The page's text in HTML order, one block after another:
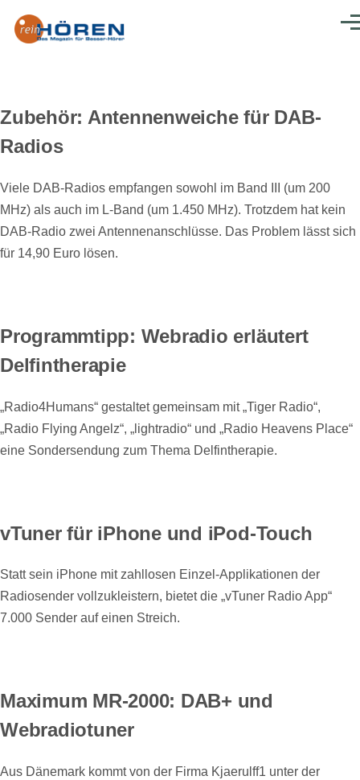
Zubehör: Antennenweiche für DAB-
Radios
Viele DAB-Radios empfangen sowohl im Band III (um 200
MHz) als auch im L-Band (um 1.450 MHz). Trotzdem hat kein
DAB-Radio zwei Antennenanschlüsse. Das Problem lässt sich
für 14,90 Euro lösen.
Programmtipp: Webradio erläutert
Delfintherapie
„Radio4Humans“ gestaltet gemeinsam mit „Tiger Radio“,
„Radio Flying Angelz“, „lightradio“ und „Radio Heavens Place“
eine Sondersendung zum Thema Delfintherapie.
vTuner für iPhone und iPod-Touch
Statt sein iPhone mit zahllosen Einzel-Applikationen der
Radiosender vollzukleistern, bietet die „vTuner Radio App“
7.000 Sender auf einen Streich.
Maximum MR-2000: DAB+ und
Webradiotuner
Aus Dänemark kommt von der Firma Kjaerulff1 unter der